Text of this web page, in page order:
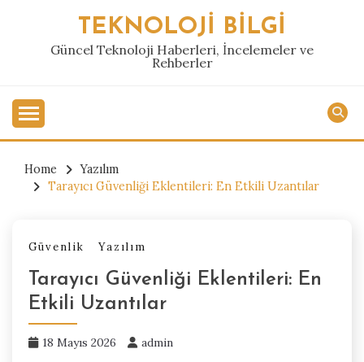
TEKNOLOJI BILGI
Güncel Teknoloji Haberleri, İncelemeler ve
Rehberler
Home
Yazılım
Tarayıcı Güvenliği Eklentileri: En Etkili Uzantılar
Güvenlik Yazılım
Tarayıcı Güvenliği Eklentileri: En
Etkili Uzantılar
18 Mayıs 2026 admin